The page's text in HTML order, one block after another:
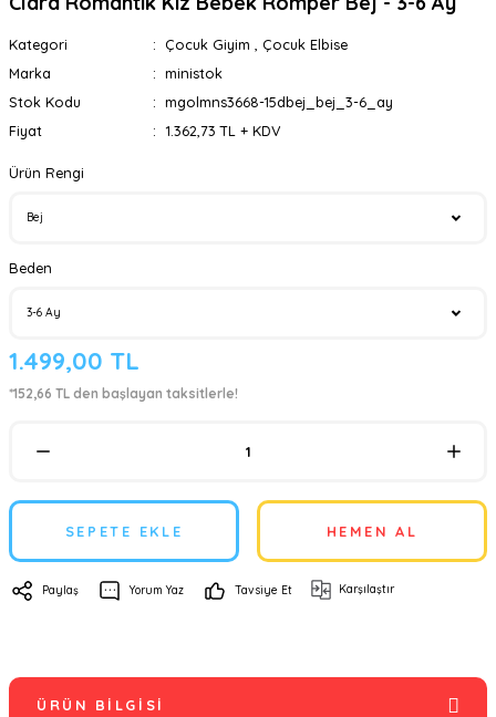
Kategori Çocuk Giyim
Çocuk Elbise
Marka
ministok
Stok Kodu
mgolmns3668-15dbej_bej_3-6_ay
Fiyat
1.362,73 TL + KDV
Ürün Rengi
Beden
1.499,00 TL
*152,66 TL den başlayan taksitlerle!
SEPETE EKLE HEMEN AL
Paylaş Yorum Yaz Tavsiye Et Karşılaştır
ÜRÜN BILGISI